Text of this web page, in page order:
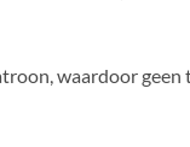
waardoor geen